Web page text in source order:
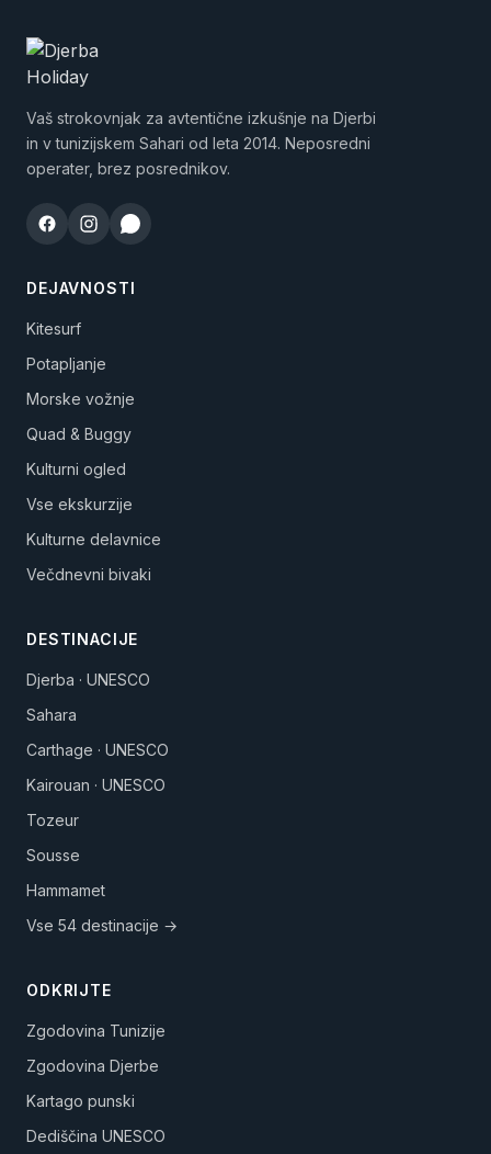
Vaš strokovnjak za avtentične izkušnje na Djerbi
in v tunizijskem Sahari od leta 2014. Neposredni
operater, brez posrednikov.
DEJAVNOSTI
Kitesurf
Potapljanje
Morske vožnje
Quad & Buggy
Kulturni ogled
Vse ekskurzije
Kulturne delavnice
Večdnevni bivaki
DESTINACIJE
Djerba · UNESCO
Sahara
Carthage · UNESCO
Kairouan · UNESCO
Tozeur
Sousse
Hammamet
Vse 54 destinacije →
ODKRIJTE
Zgodovina Tunizije
Zgodovina Djerbe
Kartago punski
Dediščina UNESCO